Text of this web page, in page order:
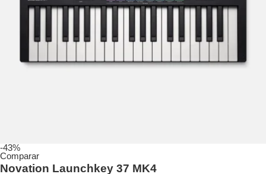
-43%
Comparar
Novation Launchkey 37 MK4